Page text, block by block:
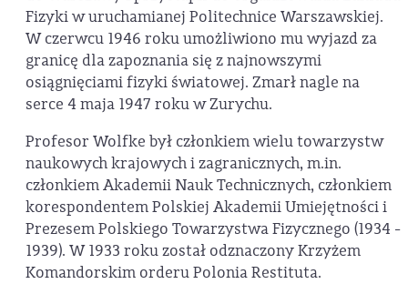
Fizyki w uruchamianej Politechnice Warszawskiej.
W czerwcu 1946 roku umożliwiono mu wyjazd za
granicę dla zapoznania się z najnowszymi
osiągnięciami fizyki światowej. Zmarł nagle na
serce 4 maja 1947 roku w Zurychu.
Profesor Wolfke był członkiem wielu towarzystw
naukowych krajowych i zagranicznych, m.in.
członkiem Akademii Nauk Technicznych, członkiem
korespondentem Polskiej Akademii Umiejętności i
Prezesem Polskiego Towarzystwa Fizycznego (1934 -
1939). W 1933 roku został odznaczony Krzyżem
Komandorskim orderu Polonia Restituta.